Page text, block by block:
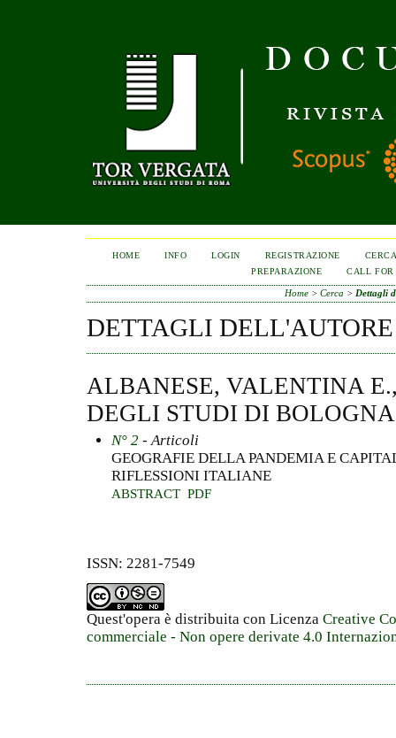
HOME INFO LOGIN REGISTRAZIONE
PREPARAZIONE
CALL FOR
Home> Cerca > Dettagli
DETTAGLI DELL'AUTORE
ALBANESE, VALENTINA
DEGLI STUDI DI
N° 2 - Articoli
GEOGRAFIE DELLA PANDEMIA E
RIFLESSIONI ITALIANE
ABSTRACT PDF
ISSN: 2281-7549
Quest'opera è distribuita con Licenza Creative
commerciale - Non opere derivate 4.0